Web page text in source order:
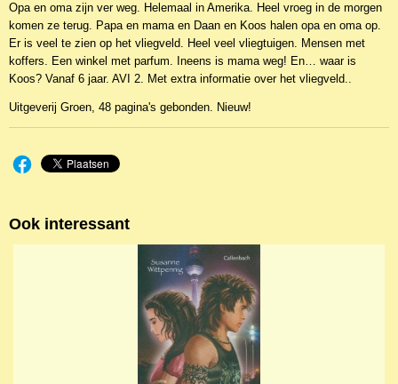
EAN code
9789089010391
Opa en oma zijn ver weg. Helemaal in Amerika. Heel vroeg in de morgen
komen ze terug. Papa en mama en Daan en Koos halen opa en oma op.
Er is veel te zien op het vliegveld. Heel veel vliegtuigen. Mensen met
koffers. Een winkel met parfum. Ineens is mama weg! En… waar is
Koos? Vanaf 6 jaar. AVI 2. Met extra informatie over het vliegveld..
Uitgeverij Groen, 48 pagina's gebonden. Nieuw!
Ook interessant